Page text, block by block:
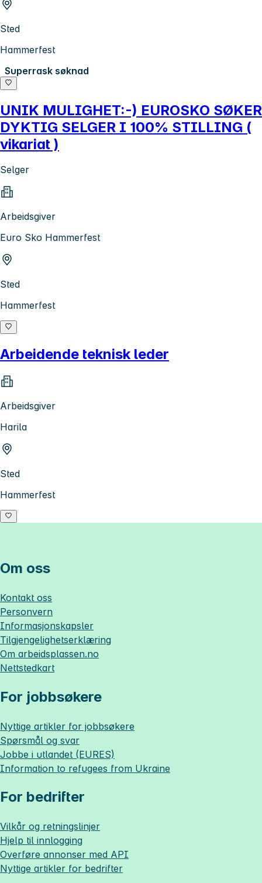
Sted
Hammerfest
Superrask søknad
UNIK MULIGHET:-) EUROSKO SØKER
DYKTIG SELGER I 100% STILLING (
vikariat )
Selger
Arbeidsgiver
Euro Sko Hammerfest
Sted
Hammerfest
Arbeidende teknisk leder
Arbeidsgiver
Harila
Sted
Hammerfest
Om oss
Kontakt oss
Personvern
Informasjonskapsler
Tilgjengelighetserklæring
Om arbeidsplassen.no
Nettstedkart
For jobbsøkere
Nyttige artikler for jobbsøkere
Spørsmål og svar
Jobbe i utlandet (EURES)
Information to refugees from Ukraine
For bedrifter
Vilkår og retningslinjer
Hjelp til innlogging
Overføre annonser med API
Nyttige artikler for bedrifter